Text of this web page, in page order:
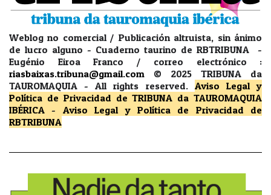
Weblog no comercial / Publicación altruista, sin ánimo
de lucro alguno - Cuaderno taurino de RBTRIBUNA -
Eugénio Eiroa Franco / correo electrónico :
riasbaixas.tribuna@gmail.com
© 2025 TRIBUNA da
TAUROMAQUIA -All rights reserved. Aviso Legal y
Política de Privacidad de TRIBUNA da TAUROMAQUIA
IBÉRICA - Aviso Legal y Política de Privacidad
de
RBTRIBUNA